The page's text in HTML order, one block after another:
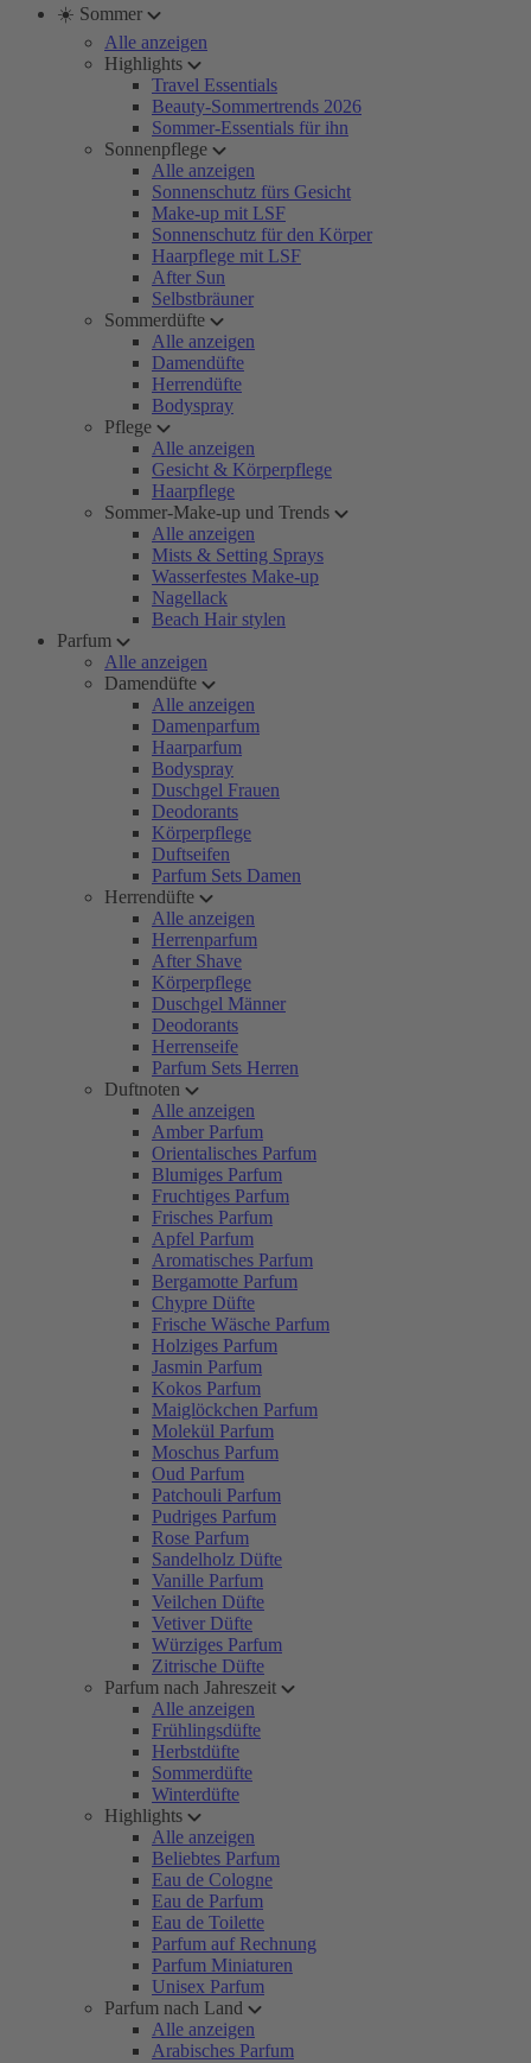
☀️ Sommer
Alle anzeigen
Highlights
Travel Essentials
Beauty-Sommertrends 2026
Sommer-Essentials für ihn
Sonnenpflege
Alle anzeigen
Sonnenschutz fürs Gesicht
Make-up mit LSF
Sonnenschutz für den Körper
Haarpflege mit LSF
After Sun
Selbstbräuner
Sommerdüfte
Alle anzeigen
Damendüfte
Herrendüfte
Bodyspray
Pflege
Alle anzeigen
Gesicht & Körperpflege
Haarpflege
Sommer-Make-up und Trends
Alle anzeigen
Mists & Setting Sprays
Wasserfestes Make-up
Nagellack
Beach Hair stylen
Parfum
Alle anzeigen
Damendüfte
Alle anzeigen
Damenparfum
Haarparfum
Bodyspray
Duschgel Frauen
Deodorants
Körperpflege
Duftseifen
Parfum Sets Damen
Herrendüfte
Alle anzeigen
Herrenparfum
After Shave
Körperpflege
Duschgel Männer
Deodorants
Herrenseife
Parfum Sets Herren
Duftnoten
Alle anzeigen
Amber Parfum
Orientalisches Parfum
Blumiges Parfum
Fruchtiges Parfum
Frisches Parfum
Apfel Parfum
Aromatisches Parfum
Bergamotte Parfum
Chypre Düfte
Frische Wäsche Parfum
Holziges Parfum
Jasmin Parfum
Kokos Parfum
Maiglöckchen Parfum
Molekül Parfum
Moschus Parfum
Oud Parfum
Patchouli Parfum
Pudriges Parfum
Rose Parfum
Sandelholz Düfte
Vanille Parfum
Veilchen Düfte
Vetiver Düfte
Würziges Parfum
Zitrische Düfte
Parfum nach Jahreszeit
Alle anzeigen
Frühlingsdüfte
Herbstdüfte
Sommerdüfte
Winterdüfte
Highlights
Alle anzeigen
Beliebtes Parfum
Eau de Cologne
Eau de Parfum
Eau de Toilette
Parfum auf Rechnung
Parfum Miniaturen
Unisex Parfum
Parfum nach Land
Alle anzeigen
Arabisches Parfum